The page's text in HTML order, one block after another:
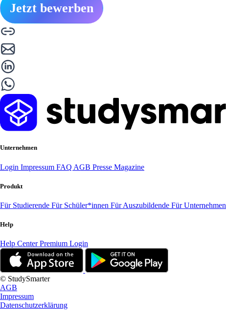
Jetzt bewerben
Unternehmen
Login Impressum FAQ AGB Presse Magazine
Produkt
Für Studierende Für Schüler*innen Für Auszubildende Für Unternehmen
Help
Help CenterPremium Login
© StudySmarter
AGB
Impressum
Datenschutzerklärung